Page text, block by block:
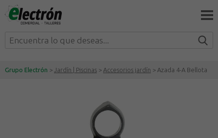
Grupo Electrón > Jardín | Piscinas > Accesorios jardín > Azada 4-A Bellota